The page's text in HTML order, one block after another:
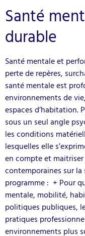
Santé
durable
Santé mentale et
perte de repères,
santé mentale est
environnements de
espaces d’habitation.
sous un seul angle
les conditions
lesquelles elle
en compte et
contemporaines sur
programme : + Pour
mentale, mobilité,
politiques publiques,
pratiques
environnements plus